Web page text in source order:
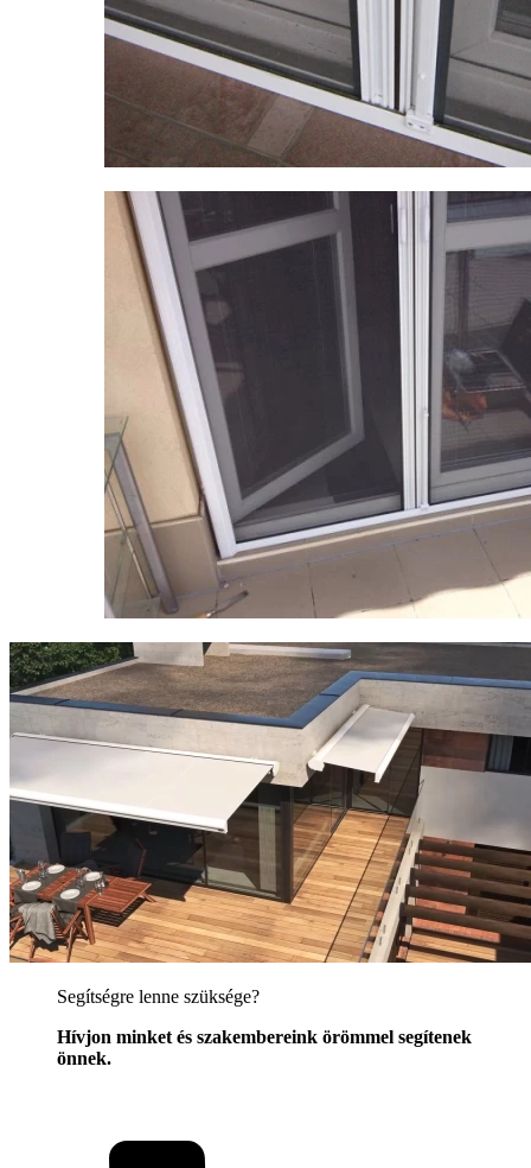
Segítségre lenne szüksége?
Hívjon minket és szakembereink örömmel segítenek
önnek.